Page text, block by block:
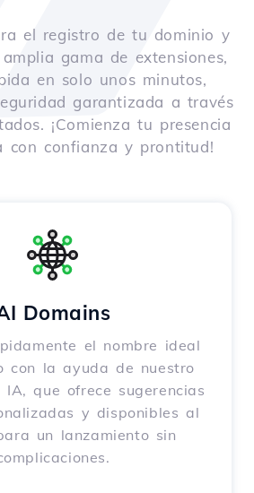
el registro de tu dominio y
gama de extensiones,
en solo unos minutos,
garantizada a través
¡Comienza tu presencia
con confianza y prontitud!
Domains
el nombre ideal
con la ayuda de nuestro
que ofrece sugerencias
y disponibles al
un lanzamiento sin